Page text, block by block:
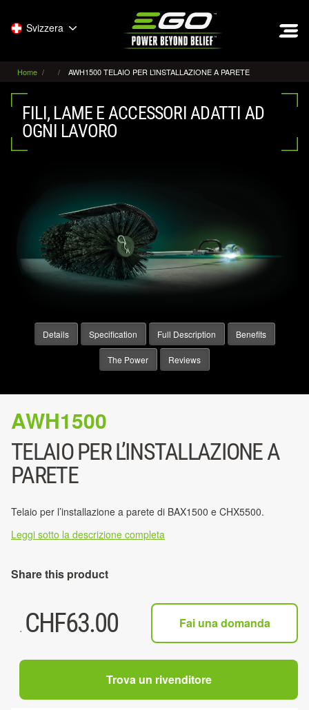
Svizzera
Home AWH1500 TELAIO PER L’INSTALLAZIONE A PARETE
FILI, LAME E ACCESSORI ADATTI AD
OGNI LAVORO
Details Specification Full Description Benefits
The Power Reviews
AWH1500
TELAIO PER L’INSTALLAZIONE A
PARETE
Telaio per l’installazione a parete di BAX1500 e CHX5500.
Leggi sotto la descrizione completa
Share this product
. CHF63.00 Fai una domanda
Trova un rivenditore